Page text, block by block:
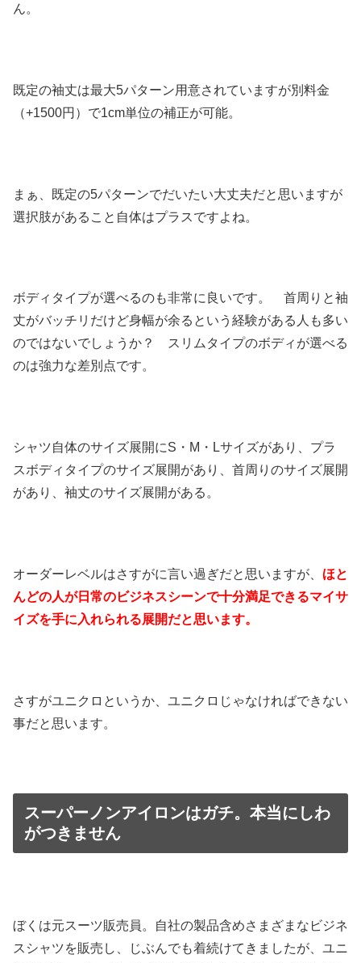
ん。
既定の袖丈は最大5パターン用意されていますが別料金
（+1500円）で1cm単位の補正が可能。
まぁ、既定の5パターンでだいたい大丈夫だと思いますが
選択肢があること自体はプラスですよね。
ボディタイプが選べるのも非常に良いです。 首周りと袖
丈がバッチリだけど身幅が余るという経験がある人も多い
のではないでしょうか？ スリムタイプのボディが選べる
のは強力な差別点です。
シャツ自体のサイズ展開にS・M・Lサイズがあり、プラ
スボディタイプのサイズ展開があり、首周りのサイズ展開
があり、袖丈のサイズ展開がある。
オーダーレベルはさすがに言い過ぎだと思いますが、 ほと
んどの人が日常のビジネスシーンで十分満足できるマイサ
イズを手に入れられる展開だと思います。
さすがユニクロというか、ユニクロじゃなければできない
事だと思います。
スーパーノンアイロンはガチ。本当にしわ
がつきません
ぼくは元スーツ販売員。自社の製品含めさまざまなビジネ
スシャツを販売し、じぶんでも着続けてきましたが、ユニ